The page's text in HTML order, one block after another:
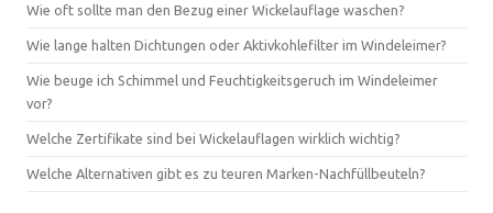
Wie oft sollte man den Bezug einer Wickelauflage waschen?
Wie lange halten Dichtungen oder Aktivkohlefilter im Windeleimer?
Wie beuge ich Schimmel und Feuchtigkeitsgeruch im Windeleimer
vor?
Welche Zertifikate sind bei Wickelauflagen wirklich wichtig?
Welche Alternativen gibt es zu teuren Marken-Nachfüllbeuteln?